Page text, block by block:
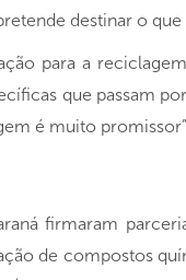
destinar o
para a
que passam
é muito
firmaram
de compostos